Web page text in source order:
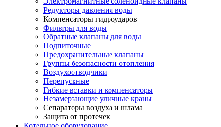
Редукторы давления воды
Компенсаторы гидроударов
Фильтры для воды
Обратные клапаны для воды
Подпиточные
Предохранительные клапаны
Группы безопасности отопления
Воздухоотводчики
Перепускные
Гибкие вставки и компенсаторы
Незамерзающие уличные краны
Сепараторы воздуха и шлама
Защита от протечек
Котельное оборудование